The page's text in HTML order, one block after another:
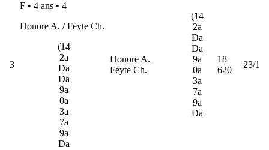
3
F • 4 ans • 4
Honore A. / Feyte Ch.
(14
2a
Da
Da
9a
0a
3a
7a
9a
Da
Honore A.
Feyte Ch.
(14
2a
Da
Da
9a
0a
3a
7a
9a
Da
18
620
23/1